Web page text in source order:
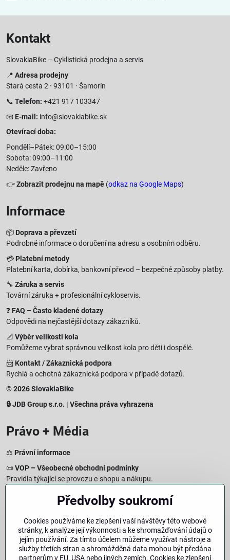
Kontakt
SlovakiaBike – Cyklistická prodejna a servis
📍 Adresa prodejny
Stará cesta 2 · 93101 · Šamorín
📞 Telefon: +421 917 103347
📧 E-mail: info@slovakiabike.sk
Otevírací doba:
Pondělí–Pátek: 09:00–15:00
Sobota: 09:00–11:00
Neděle: Zavřeno
👉Zobrazit prodejnu na mapě (odkaz na Google Maps)
Informace
📦 Doprava a převzetí
Podrobné informace o doručení na adresu a osobním odběru.
💳 Platební metody
Platební karta, dobírka, bankovní převod – bezpečné způsoby platby.
🔧 Záruka a servis
Tovární záruka + profesionální cykloservis.
❓ FAQ – Často kladené dotazy
Odpovědi na nejčastější dotazy zákazníků.
📐 Výběr velikosti kola
Pomůžeme vybrat správnou velikost kola pro děti i dospělé.
📨 Kontakt / Zákaznická podpora
Rychlá a ochotná zákaznická podpora v případě dotazů.
© 2026 SlovakiaBike
🔒 JDB Group s.r.o. | Všechna práva vyhrazena
Právo + Média
⚖️ Právní informace
📜VOP – Všeobecné obchodní podmínky
Pravidla týkající se provozu e-shopu a nákupu.
Zásady zpracování osobních údajů
Jak chráníme a zpracováváme vaše osobní údaje.
Informace o cookies
Informace o používaných cookies a zpracování údajů na webu.
Právo na odstoupení – 14denní vrácení
Postup a podmínky odstoupení od nákupu.
Předvolby soukromí
Cookies používáme ke zlepšení vaší návštěvy této webové
stránky, k analýze její výkonnosti a ke shromažďování údajů o
jejím používání. Za tímto účelem můžeme využívat nástroje a
služby třetích stran a shromážděná data mohou být předána
partnerům v EU, USA nebo jiných zemích. Cookies ke zlepšení